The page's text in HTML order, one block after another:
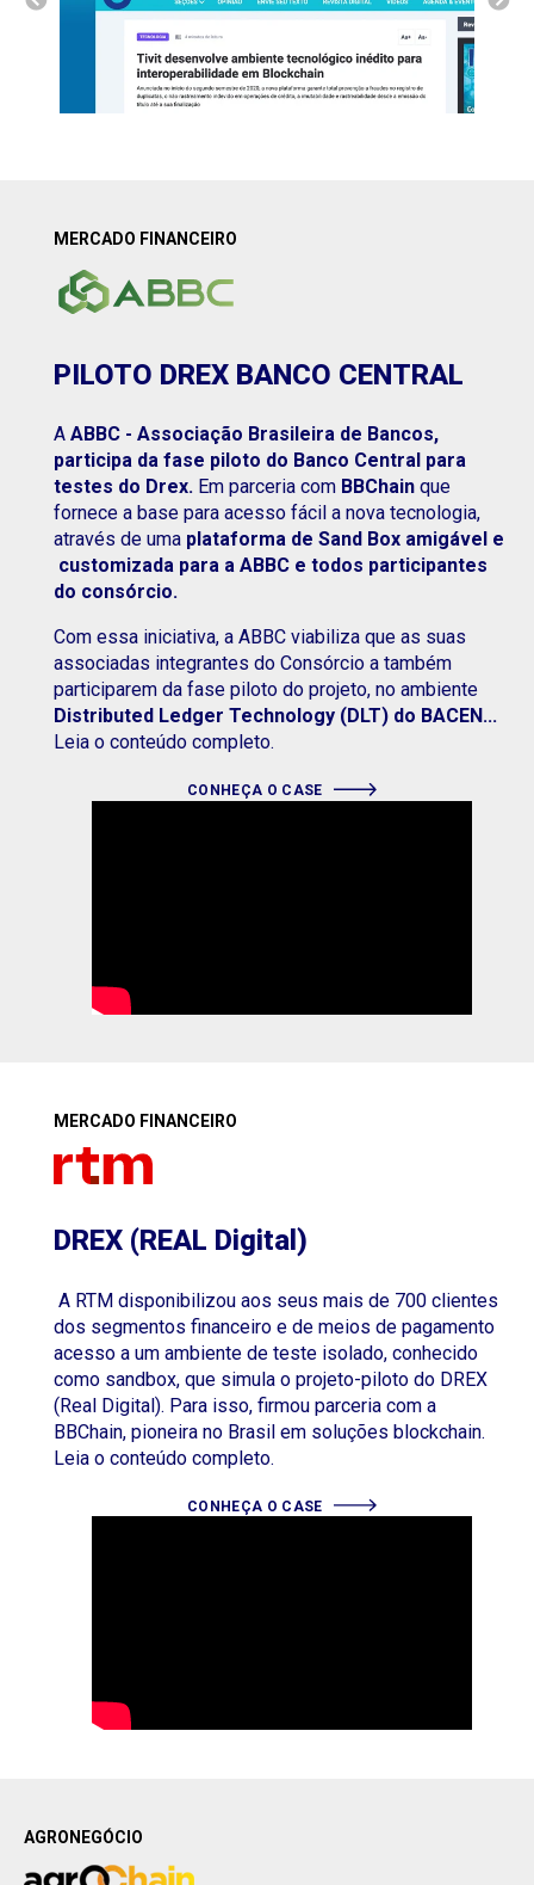
MERCADO FINANCEIRO
PILOTO DREX BANCO CENTRAL
A ABBC - Associação Brasileira de Bancos,
participa da fase piloto do Banco Central para
testes do Drex. Em parceria com BBChain que
fornece a base para acesso fácil a nova tecnologia,
através de uma plataforma de Sand Box amigável e
customizada para a ABBC e todos participantes
do consórcio.
Com essa iniciativa, a ABBC viabiliza que as suas
associadas integrantes do Consórcio a também
participarem da fase piloto do projeto, no ambiente
Distributed Ledger Technology (DLT) do BACEN...
Leia o conteúdo completo.
CONHEÇA O CASE
MERCADO FINANCEIRO
DREX (REAL Digital)
A RTM disponibilizou aos seus mais de 700 clientes
dos segmentos financeiro e de meios de pagamento
acesso a um ambiente de teste isolado, conhecido
como sandbox, que simula o projeto-piloto do DREX
(Real Digital). Para isso, firmou parceria com a
BBChain, pioneira no Brasil em soluções blockchain.
Leia o conteúdo completo.
CONHEÇA O CASE
AGRONEGÓCIO